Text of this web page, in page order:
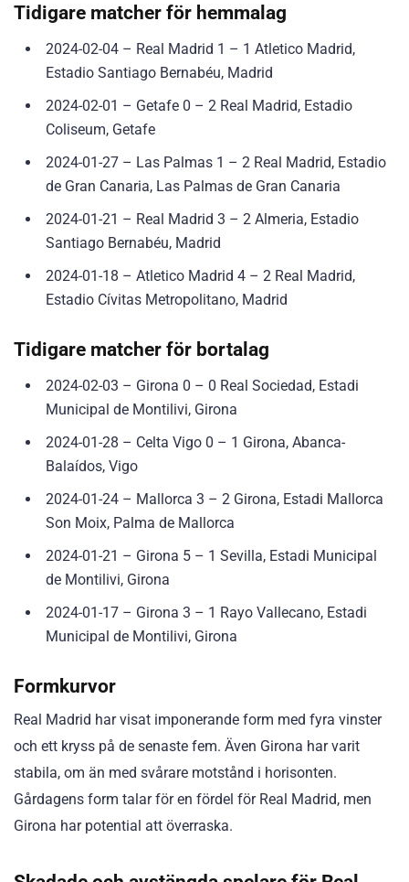
Tidigare matcher för hemmalag
2024-02-04 – Real Madrid 1 – 1 Atletico Madrid,
Estadio Santiago Bernabéu, Madrid
2024-02-01 – Getafe 0 – 2 Real Madrid, Estadio
Coliseum, Getafe
2024-01-27 – Las Palmas 1 – 2 Real Madrid, Estadio
de Gran Canaria, Las Palmas de Gran Canaria
2024-01-21 – Real Madrid 3 – 2 Almeria, Estadio
Santiago Bernabéu, Madrid
2024-01-18 – Atletico Madrid 4 – 2 Real Madrid,
Estadio Cívitas Metropolitano, Madrid
Tidigare matcher för bortalag
2024-02-03 – Girona 0 – 0 Real Sociedad, Estadi
Municipal de Montilivi, Girona
2024-01-28 – Celta Vigo 0 – 1 Girona, Abanca-
Balaídos, Vigo
2024-01-24 – Mallorca 3 – 2 Girona, Estadi Mallorca
Son Moix, Palma de Mallorca
2024-01-21 – Girona 5 – 1 Sevilla, Estadi Municipal
de Montilivi, Girona
2024-01-17 – Girona 3 – 1 Rayo Vallecano, Estadi
Municipal de Montilivi, Girona
Formkurvor
Real Madrid har visat imponerande form med fyra vinster
och ett kryss på de senaste fem. Även Girona har varit
stabila, om än med svårare motstånd i horisonten.
Gårdagens form talar för en fördel för Real Madrid, men
Girona har potential att överraska.